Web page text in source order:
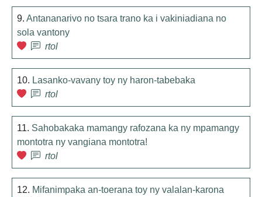
9. Antananarivo no tsara trano ka i vakiniadiana no
sola vantony
rtol
10. Lasanko-vavany toy ny haron-tabebaka
rtol
11. Sahobakaka mamangy rafozana ka ny mpamangy
montotra ny vangiana montotra!
rtol
12. Mifanimpaka an-toerana toy ny valalan-karona